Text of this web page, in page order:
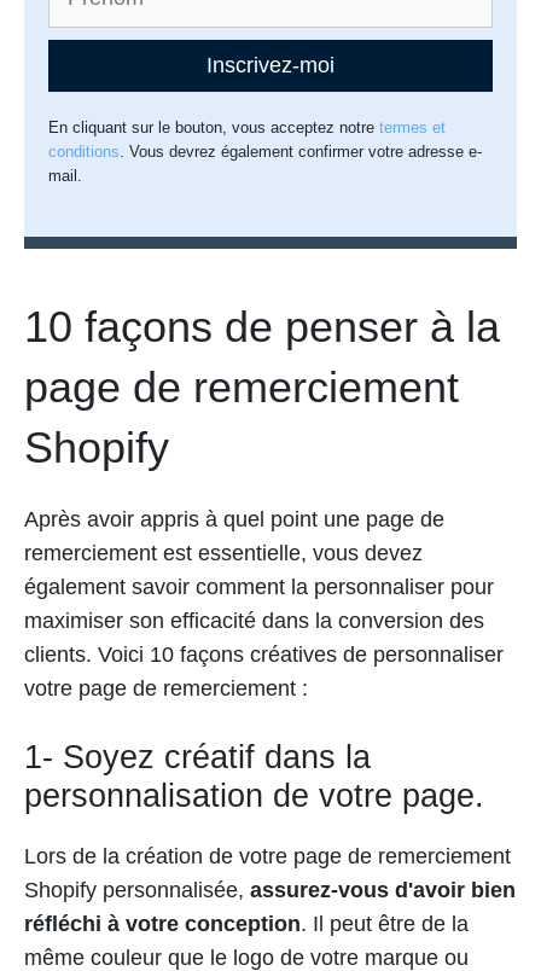
Inscrivez-moi
En cliquant sur le bouton, vous acceptez notretermes et
conditions . Vous devrez également confirmer votre adresse e-
mail.
10 façons de penser à la
page de remerciement
Shopify
Après avoir appris à quel point une page de
remerciement est essentielle, vous devez
également savoir comment la personnaliser pour
maximiser son efficacité dans la conversion des
clients. Voici 10 façons créatives de personnaliser
votre page de remerciement :
1- Soyez créatif dans la
personnalisation de votre page.
Lors de la création de votre page de remerciement
Shopify personnalisée, assurez-vous d'avoir bien
réfléchi à votre conception. Il peut être de la
même couleur que le logo de votre marque ou